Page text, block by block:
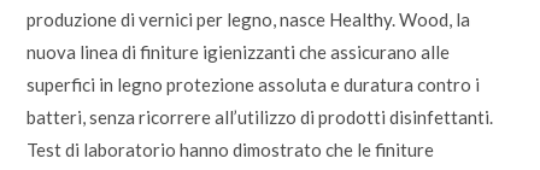
produzione di vernici per legno, nasce Healthy. Wood, la
nuova linea di finiture igienizzanti che assicurano alle
superfici in legno protezione assoluta e duratura contro i
batteri, senza ricorrere all’utilizzo di prodotti disinfettanti.
Test di laboratorio hanno dimostrato che le finiture